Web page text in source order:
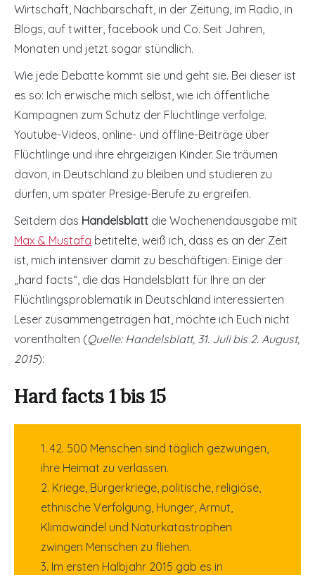
Wirtschaft, Nachbarschaft, in der Zeitung, im Radio, in
Blogs, auf twitter, facebook und Co. Seit Jahren,
Monaten und jetzt sogar stündlich.
Wie jede Debatte kommt sie und geht sie. Bei dieser ist
es so: Ich erwische mich selbst, wie ich öffentliche
Kampagnen zum Schutz der Flüchtlinge verfolge.
Youtube-Videos, online- und offline-Beiträge über
Flüchtlinge und ihre ehrgeizigen Kinder. Sie träumen
davon, in Deutschland zu bleiben und studieren zu
dürfen, um später Presige-Berufe zu ergreifen.
Seitdem das Handelsblatt die Wochenendausgabe mit
Max & Mustafa betitelte, weiß ich, dass es an der Zeit
ist, mich intensiver damit zu beschäftigen. Einige der
„hard facts“, die das Handelsblatt für Ihre an der
Flüchtlingsproblematik in Deutschland interessierten
Leser zusammengetragen hat, möchte ich Euch nicht
vorenthalten (Quelle: Handelsblatt, 31. Juli bis 2. August,
2015):
Hard facts 1 bis 15
1. 42. 500 Menschen sind täglich gezwungen,
ihre Heimat zu verlassen.
2. Kriege, Bürgerkriege, politische, religiöse,
ethnische Verfolgung, Hunger, Armut,
Klimawandel und Naturkatastrophen
zwingen Menschen zu fliehen.
3. Im ersten Halbjahr 2015 gab es in